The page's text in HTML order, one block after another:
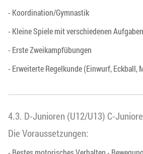
- Koordination/Gymnastik
- Kleine Spiele mit verschiedenen
- Erste Zweikampfübungen
- Erweiterte Regelkunde (Einwurf, Eckball,
4.3. D-Junioren (U12/U13) C-
Die Voraussetzungen: